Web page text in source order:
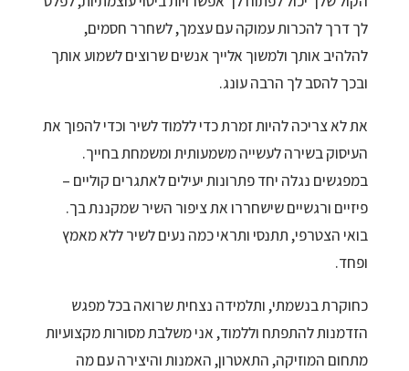
לך דרך להכרות עמוקה עם עצמך, לשחרר חסמים,
להלהיב אותך ולמשוך אלייך אנשים שרוצים לשמוע אותך
ובכך להסב לך הרבה עונג.
את לא צריכה להיות זמרת כדי ללמוד לשיר וכדי להפוך את
העיסוק בשירה לעשייה משמעותית ומשמחת בחייך.
במפגשים נגלה יחד פתרונות יעילים לאתגרים קוליים –
פיזיים ורגשיים שישחררו את ציפור השיר שמקננת בך.
בואי הצטרפי, תתנסי ותראי כמה נעים לשיר ללא מאמץ
ופחד.
כחוקרת בנשמתי, ותלמידה נצחית שרואה בכל מפגש
הזדמנות להתפתח וללמוד, אני משלבת מסורות מקצועיות
מתחום המוזיקה, התאטרון, האמנות והיצירה עם מה